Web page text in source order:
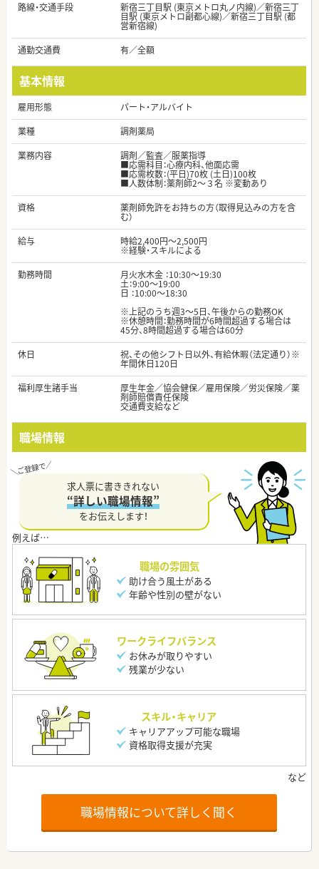
路線・交通手段 新宿三丁目駅 (東京メトロ丸ノ内線)／新宿三丁
目駅 (東京メトロ副都心線)／新宿三丁目駅 (都
営新宿線)
通勤交通費
有／全額
基本情報
雇用形態
パート・アルバイト
業種
調剤薬局
業務内容
調剤／監査／服薬指導
■応需科目：心療内科、他面応需
■応需枚数：(平日)70枚 (土日)100枚
■人数体制：薬剤師2〜３名 ※変動あり
資格
薬剤師免許をお持ちの方（取得見込みの方を含
む）
給与
時給2,400円～2,500円
※経験・スキルによる
勤務時間
月火水木金 ：10:30～19:30
土：9:00～19:00
日 ：10:00～18:30
※上記のうち週3～5日、午後からの勤務OK
※休憩時間：勤務時間が6時間超過する場合は
45分、8時間超過する場合は60分
休日
祝、その他シフト日以外、有給休暇（法定通り）※
年間休日120日
福利厚生諸手当
厚生年金／協会健保／雇用保険／労災保険／薬
剤師賠償責任保険
交通費支給など
職場情報
求人票に書ききれない
“詳しい職場情報”
をお伝えします！
職場の雰囲気
助け合う風土がある
年齢や性別の壁がない
ワークライフバランス
お休みが取りやすい
残業が少ない
スキル・キャリア
キャリアアップ可能な職場
資格取得支援が充実
職場情報について詳しく聞く